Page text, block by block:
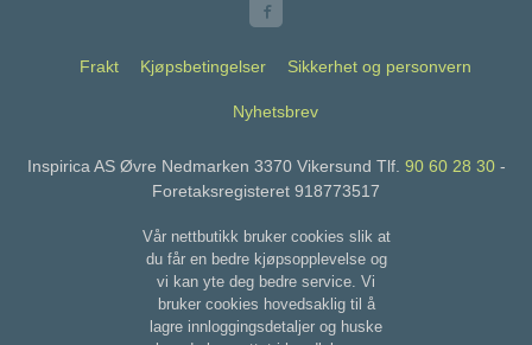
Frakt Kjøpsbetingelser Sikkerhet og personvern
Nyhetsbrev
Inspirica AS Øvre Nedmarken 3370 Vikersund Tlf. 90 60 28 30-
Foretaksregisteret 918773517
Vår nettbutikk bruker cookies slik at
du får en bedre kjøpsopplevelse og
vi kan yte deg bedre service. Vi
bruker cookies hovedsaklig til å
lagre innloggingsdetaljer og huske